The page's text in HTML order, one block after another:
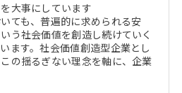
大事にしています
ても、普遍的に求められる安
う社会価値を創造し続けていく
ます。社会価値創造型企業とし
の揺るぎない理念を軸に、企業